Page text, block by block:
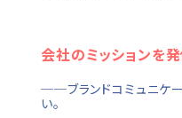
会社のミッションを
──ブランドコミュニケ
い。